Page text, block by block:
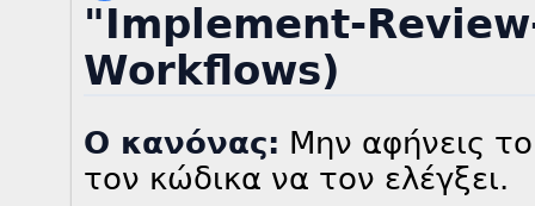
"Implement-
Workflows)
Ο κανόνας: Μην αφήνεις
τον κώδικα να τον ελέγξει.